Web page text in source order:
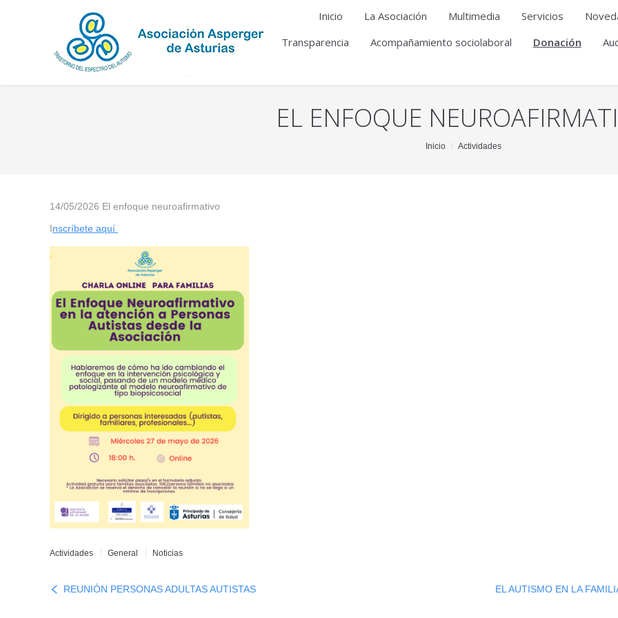
Inicio La Asociación Multimedia Servicios
Transparencia
Acompañamiento sociolaboral Donación
EL ENFOQUE
Inicio Actividades
14/05/2026 El enfoque neuroafirmativo
Inscríbete aquí
Actividades General Noticias
REUNIÓN PERSONAS ADULTAS AUTISTAS EL AUTISMO EN LA